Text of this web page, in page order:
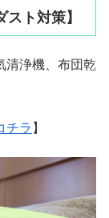
ト対策】
清浄機、布団乾
チラ 】